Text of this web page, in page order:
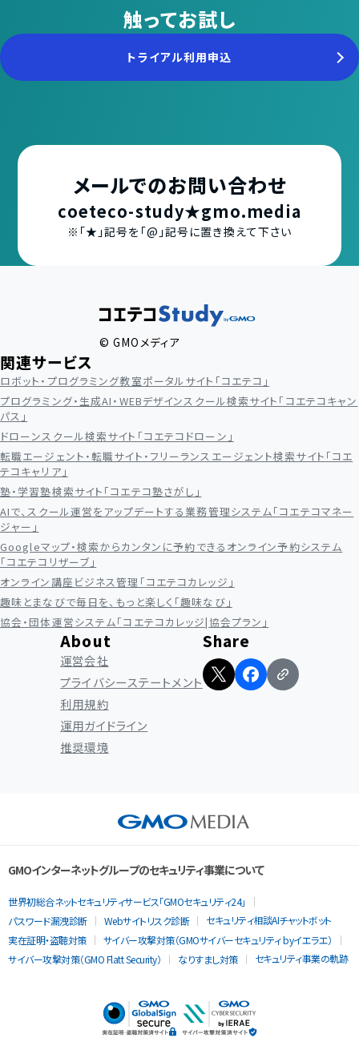
触ってお試し
トライアル利用申込
メールでのお問い合わせ
coeteco-study★gmo.media
※「★」記号を「@」記号に置き換えて下さい
© GMOメディア
関連サービス
ロボット・プログラミング教室ポータルサイト「コエテコ」
プログラミング・生成AI・WEBデザインスクール検索サイト「コエテコキャン
パス」
ドローンスクール検索サイト「コエテコドローン」
転職エージェント・転職サイト・フリーランスエージェント検索サイト「コエ
テコキャリア」
塾・学習塾検索サイト「コエテコ塾さがし」
AIで、スクール運営をアップデートする業務管理システム「コエテコマネー
ジャー」
Googleマップ・検索からカンタンに予約できるオンライン予約システム
「コエテコリザーブ」
オンライン講座ビジネス管理「コエテコカレッジ」
趣味とまなびで毎日を、もっと楽しく「趣味なび」
協会・団体運営システム「コエテコカレッジ|協会プラン」
About
運営会社
プライバシーステートメント
利用規約
運用ガイドライン
推奨環境
Share
GMOインターネットグループのセキュリティ事業について
世界初総合ネットセキュリティサービス「GMOセキュリティ24」
パスワード漏洩診断
Webサイトリスク診断
セキュリティ相談AIチャットボット
実在証明・盗聴対策
サイバー攻撃対策（GMOサイバーセキュリティ byイエラエ）
サイバー攻撃対策（GMO Flatt Security）
なりすまし対策 セキュリティ事業の軌跡